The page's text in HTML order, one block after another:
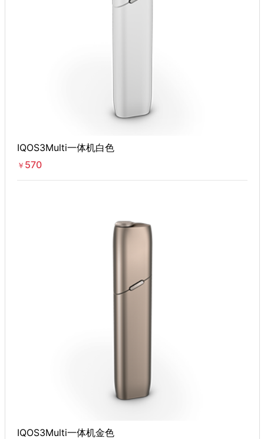
IQOS3Multi一体机白色
￥ 570
IQOS3Multi一体机金色